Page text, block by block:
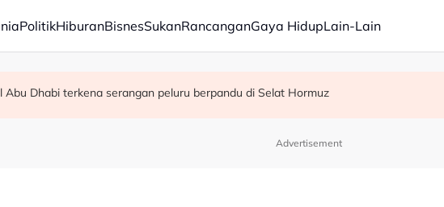
PolitikHiburanBisnesSukanRancanganGaya HidupLain-Lain
Malaya ke separuh akhir Piala ASEAN
RM1 juta kepada ibu bapa
Abu Dhabi terkena serangan peluru berpandu di Selat Hormuz
Advertisement